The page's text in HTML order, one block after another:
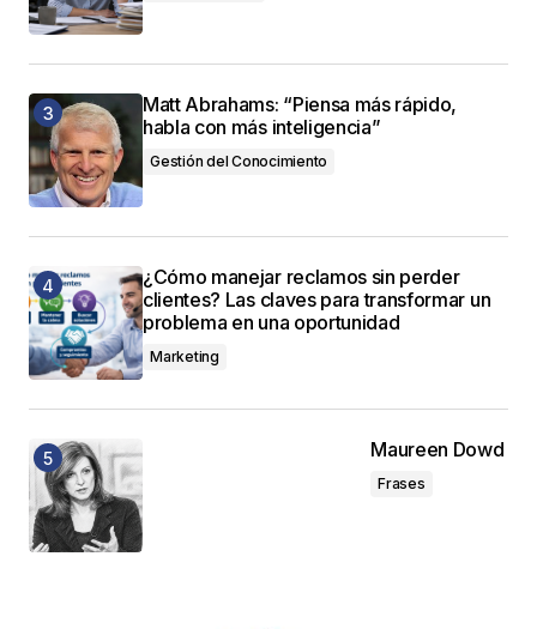
Matt Abrahams: “Piensa más rápido,
habla con más inteligencia”
Gestión del Conocimiento
¿Cómo manejar reclamos sin perder
clientes? Las claves para transformar un
problema en una oportunidad
Marketing
Maureen Dowd
Frases